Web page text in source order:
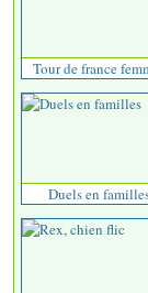
Tour de france
Duels en